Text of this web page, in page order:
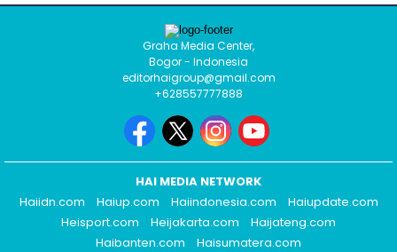
Graha Media Center,
Bogor - Indonesia
editorhaigroup@gmail.com
+628557777888
HAI MEDIA NETWORK
Haiidn.com
Haiup.com Haiindonesia.com
Haiupdate.com
Heisport.com
Heijakarta.com
Haijateng.com
Haibanten.com
Haisumatera.com